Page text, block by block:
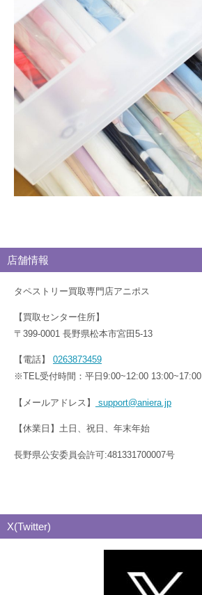
ロ
グ
店舗情報
タペストリー買取専門店アニポス
【買取センター住所】
〒399-0001 長野県松本市宮田5-13
【電話】 0263873459
※TEL受付時間：平日9:00~12:00 13:00~17:00
【メールアドレス】 support@aniera.jp
【休業日】土日、祝日、年末年始
長野県公安委員会許可:481331700007号
X(Twitter)